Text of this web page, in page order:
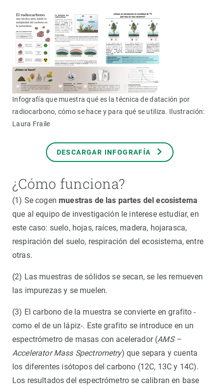
Infografía que muestra qué es la técnica de datación por
radiocarbono, cómo se hace y para qué se utiliza. Ilustración:
Laura Fraile
DESCARGAR INFOGRAFÍA
¿Cómo funciona?
(1) Se cogen muestras de las partes del ecosistema
que al equipo de investigación le interese estudiar, en
este caso: suelo, hojas, raíces, madera, hojarasca,
respiración del suelo, respiración del ecosistema, entre
otras.
(2) Las muestras de sólidos se secan, se les remueven
las impurezas y se muelen.
(3) El carbono de la muestra se convierte en grafito -
como el de un lápiz-. Este grafito se introduce en un
espectrómetro de masas con acelerador (AMS –
Accelerator Mass Spectrometry) que separa y cuenta
los diferentes isótopos del carbono (12C, 13C y 14C).
Los resultados del espectrómetro se calibran en base